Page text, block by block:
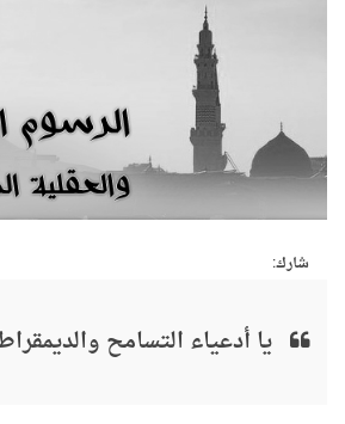
شارك:
يا أدعياء التسامح